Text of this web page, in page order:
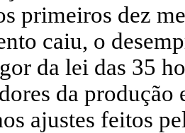
primeiros dez
caiu, o
da lei das 35
da produção
ajustes feitos